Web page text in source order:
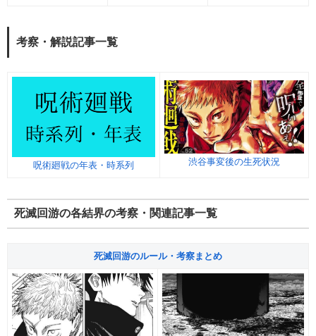
考察・解説記事一覧
呪術廻戦の年表・時系列 渋谷事変後の生死状況
死滅回游の各結界の考察・関連記事一覧
死滅回游のルール・考察まとめ